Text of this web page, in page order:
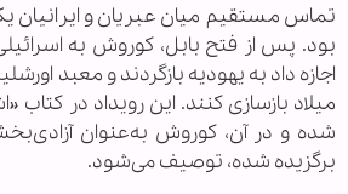
تماس مستقیم میان عبریان و ایرانیان
بود. پس از فتح بابل، کوروش به
میلاد بازسازی کنند. این رویداد در کتاب
شده و در آن، کوروش به‌عنوان
برگزیده شده، توصیف می‌شود.